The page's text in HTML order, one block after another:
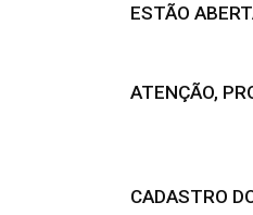
ESTÃO
ATENÇÃO,
CADASTRO